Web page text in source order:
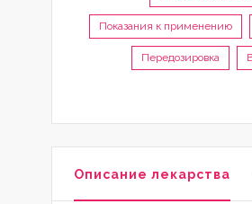
Показания к применению
Передозировка
Описание лекарства